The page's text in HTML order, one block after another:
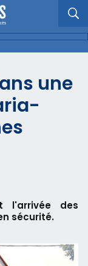
une
l'arrivée des
sécurité.